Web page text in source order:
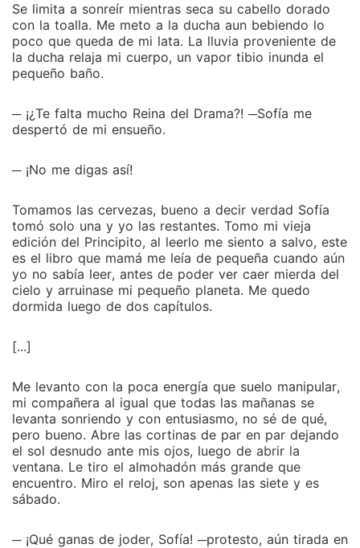
Se limita a sonreír mientras seca su cabello dorado
con la toalla. Me meto a la ducha aun bebiendo lo
poco que queda de mi lata. La lluvia proveniente de
la ducha relaja mi cuerpo, un vapor tibio inunda el
pequeño baño.
─ ¡¿Te falta mucho Reina del Drama?! ─Sofía me
despertó de mi ensueño.
─ ¡No me digas así!
Tomamos las cervezas, bueno a decir verdad Sofía
tomó solo una y yo las restantes. Tomo mi vieja
edición del Principito, al leerlo me siento a salvo, este
es el libro que mamá me leía de pequeña cuando aún
yo no sabía leer, antes de poder ver caer mierda del
cielo y arruinase mi pequeño planeta. Me quedo
dormida luego de dos capítulos.
[...]
Me levanto con la poca energía que suelo manipular,
mi compañera al igual que todas las mañanas se
levanta sonriendo y con entusiasmo, no sé de qué,
pero bueno. Abre las cortinas de par en par dejando
el sol desnudo ante mis ojos, luego de abrir la
ventana. Le tiro el almohadón más grande que
encuentro. Miro el reloj, son apenas las siete y es
sábado.
─ ¡Qué ganas de joder, Sofía! ─protesto, aún tirada en